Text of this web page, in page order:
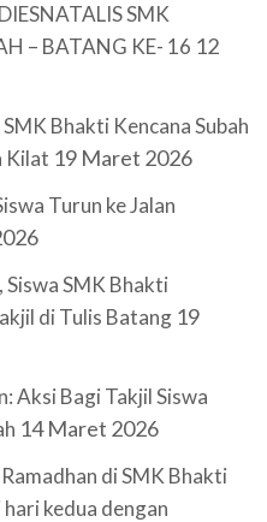
SMK
– BATANG KE- 16 12
Bhakti Kencana Subah
Kilat 19 Maret 2026
Turun ke Jalan
SMK Bhakti
di Tulis Batang 19
Aksi Bagi Takjil Siswa
14 Maret 2026
di SMK Bhakti
hari kedua dengan